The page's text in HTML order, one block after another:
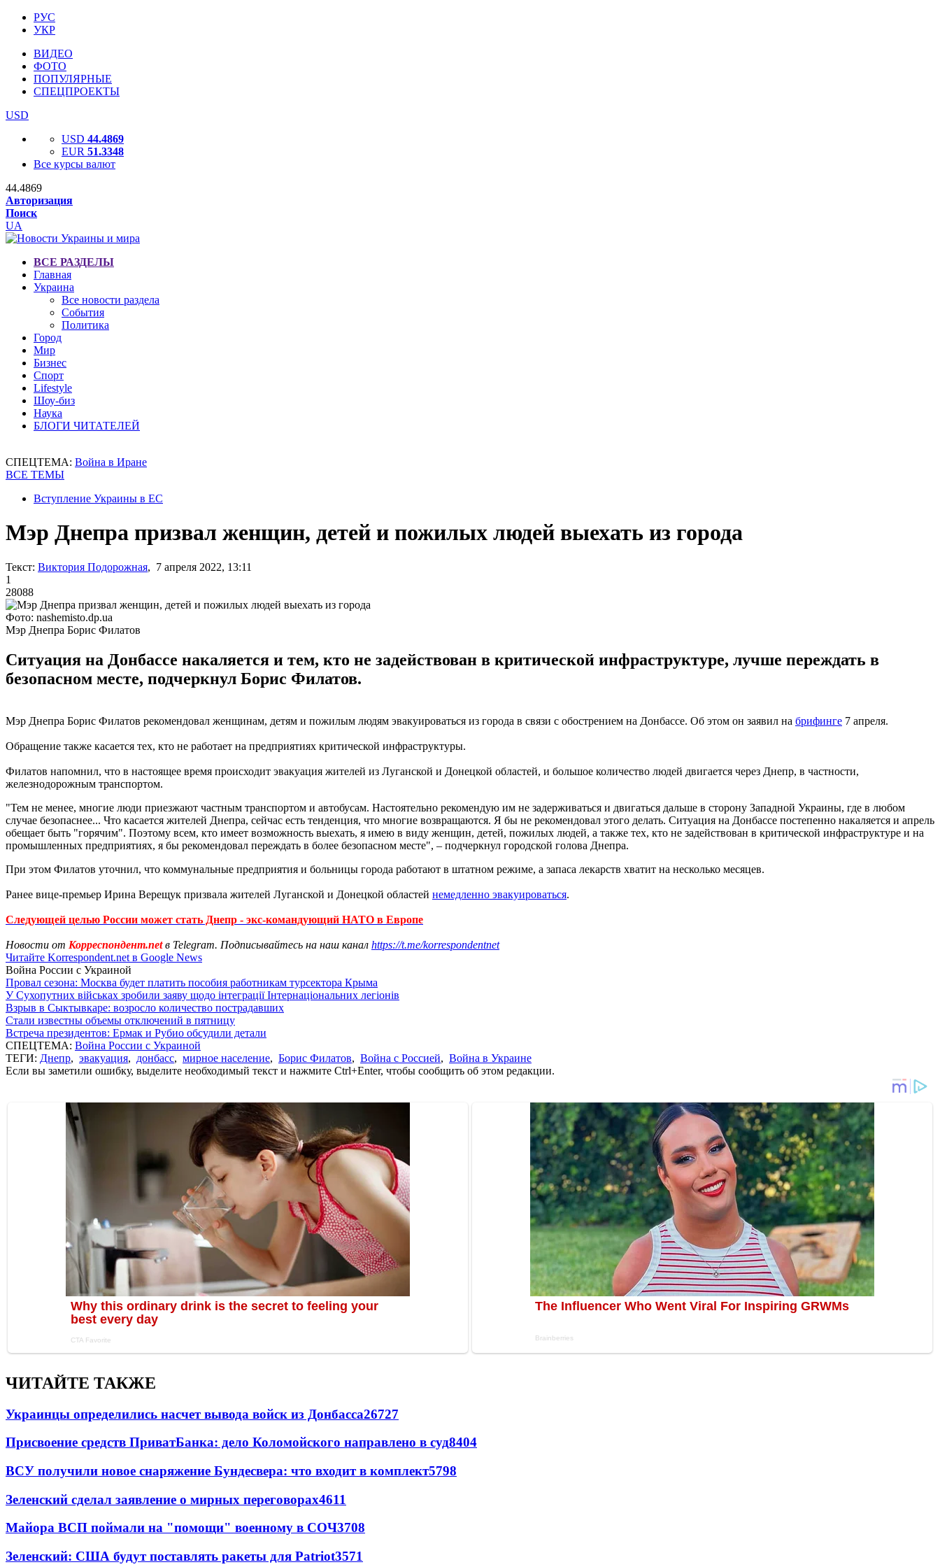
РУС
УКР
ВИДЕО
ФОТО
ПОПУЛЯРНЫЕ
СПЕЦПРОЕКТЫ
USD
USD 44.4869
EUR 51.3348
Все курсы валют
44.4869
Авторизация
Поиск
UA
ВСЕ РАЗДЕЛЫ
Главная
Украина
Все новости раздела
События
Политика
Город
Мир
Бизнес
Спорт
Lifestyle
Шоу-биз
Наука
БЛОГИ ЧИТАТЕЛЕЙ
СПЕЦТЕМА: Война в Иране
ВСЕ ТЕМЫ
Вступление Украины в ЕС
Мэр Днепра призвал женщин, детей и пожилых людей выехать из города
Текст: Виктория Подорожная, 7 апреля 2022, 13:11
1
28088
Фото: nashemisto.dp.ua
Мэр Днепра Борис Филатов
Ситуация на Донбассе накаляется и тем, кто не задействован в критической инфраструктуре, лучше переждать в
безопасном месте, подчеркнул Борис Филатов.
Мэр Днепра Борис Филатов рекомендовал женщинам, детям и пожилым людям эвакуироваться из города в связи с обострением на Донбассе. Об этом он заявил на брифинге 7 апреля.
Обращение также касается тех, кто не работает на предприятиях критической инфраструктуры.
Филатов напомнил, что в настоящее время происходит эвакуация жителей из Луганской и Донецкой областей, и большое количество людей двигается через Днепр, в частности,
железнодорожным транспортом.
"Тем не менее, многие люди приезжают частным транспортом и автобусам. Настоятельно рекомендую им не задерживаться и двигаться дальше в сторону Западной Украины, где в любом
случае безопаснее... Что касается жителей Днепра, сейчас есть тенденция, что многие возвращаются. Я бы не рекомендовал этого делать. Ситуация на Донбассе постепенно накаляется и апрель
обещает быть "горячим". Поэтому всем, кто имеет возможность выехать, я имею в виду женщин, детей, пожилых людей, а также тех, кто не задействован в критической инфраструктуре и на
промышленных предприятиях, я бы рекомендовал переждать в более безопасном месте", – подчеркнул городской голова Днепра.
При этом Филатов уточнил, что коммунальные предприятия и больницы города работают в штатном режиме, а запаса лекарств хватит на несколько месяцев.
Ранее вице-премьер Ирина Верещук призвала жителей Луганской и Донецкой областей немедленно эвакуироваться.
Следующей целью России может стать Днепр - экс-командующий НАТО в Европе
Новости от Корреспондент.netв Telegram. Подписывайтесь на наш канал https://t.me/korrespondentnet
Читайте Korrespondent.net в Google News
Война России с Украиной
Провал сезона: Москва будет платить пособия работникам турсектора Крыма
У Сухопутних військах зробили заяву щодо інтеграції Інтернаціональних легіонів
Взрыв в Сыктывкаре: возросло количество пострадавших
Стали известны объемы отключений в пятницу
Встреча президентов: Ермак и Рубио обсудили детали
СПЕЦТЕМА: Война России с Украиной
ТЕГИ: Днепр, эвакуация, донбасс, мирное население, Борис Филатов, Война с Россией, Война в Украине
Если вы заметили ошибку, выделите необходимый текст и нажмите Ctrl+Enter, чтобы сообщить об этом редакции.
ЧИТАЙТЕ ТАКЖЕ
Украинцы определились насчет вывода войск из Донбасса26727
Присвоение средств ПриватБанка: дело Коломойского направлено в суд8404
ВСУ получили новое снаряжение Бундесвера: что входит в комплект5798
Зеленский сделал заявление о мирных переговорах4611
Майора ВСП поймали на "помощи" военному в СОЧ3708
Зеленский: США будут поставлять ракеты для Patriot3571